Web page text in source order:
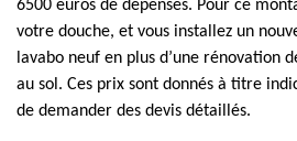
6500 euros de dépenses. Pour ce
votre douche, et vous installez un
lavabo neuf en plus d’une rénovation
au sol. Ces prix sont donnés à titre
de demander des devis détaillés.